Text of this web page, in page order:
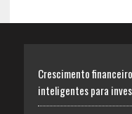
Crescimento
inteligentes para